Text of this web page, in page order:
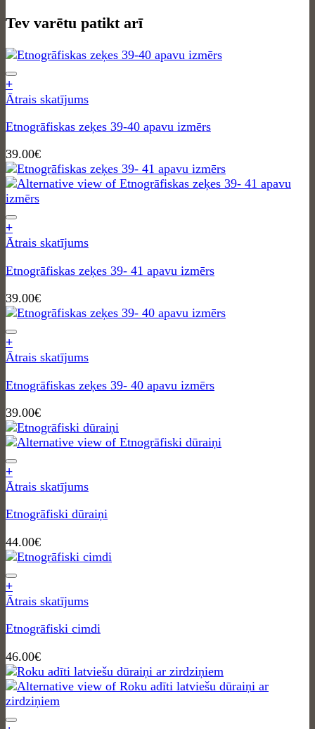
Tev varētu patikt arī
+
Ātrais skatījums
Etnogrāfiskas zeķes 39-40 apavu izmērs
39.00€
+
Ātrais skatījums
Etnogrāfiskas zeķes 39- 41 apavu izmērs
39.00€
+
Ātrais skatījums
Etnogrāfiskas zeķes 39- 40 apavu izmērs
39.00€
+
Ātrais skatījums
Etnogrāfiski dūraiņi
44.00€
+
Ātrais skatījums
Etnogrāfiski cimdi
46.00€